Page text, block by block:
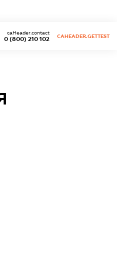
0 (800) 210 102
caHeader.contact
CAHEADER.GETTEST